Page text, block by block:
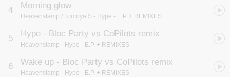
4 Morning glow
Heavenstamp / Tomoya.S - Hype - E.P. + REMIXES
5 Hype - Bloc Party vs CoPilots remix
Heavenstamp - Hype - E.P. + REMIXES
6 Wake up - Bloc Party vs CoPilots remix
Heavenstamp - Hype - E.P. + REMIXES